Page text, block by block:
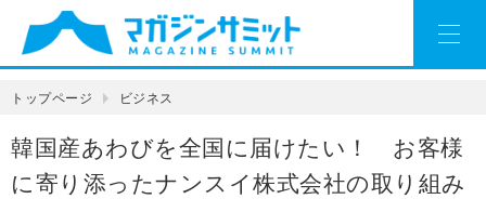
トップページ ビジネス
韓国産あわびを全国に届けたい！ お客様
に寄り添ったナンスイ株式会社の取り組み